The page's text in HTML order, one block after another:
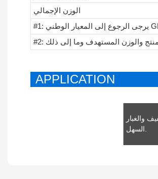
الوزن الإجمالي
APPLICATION
والغبار
السهل.